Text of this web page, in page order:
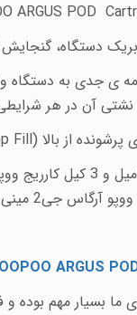
ARGUS POD
دستگاه، گنجایش 2
ی جدی به دستگاه
نشتی آن در هر
پرشونده از بالا (Fill
آرگاس جی2 مینی (
ARGUS
ما بسیار مهم